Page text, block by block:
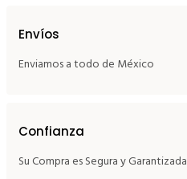
Envíos
Enviamos a todo de México
Confianza
Su Compra es Segura y Garantizada